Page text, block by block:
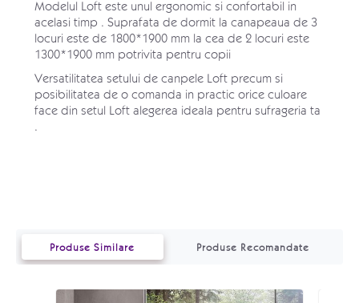
Modelul Loft este unul ergonomic si confortabil in
acelasi timp . Suprafata de dormit la canapeaua de 3
locuri este de 1800*1900 mm la cea de 2 locuri este
1300*1900 mm potrivita pentru copii
Versatilitatea setului de canpele Loft precum si
posibilitatea de o comanda in practic orice culoare
face din setul Loft alegerea ideala pentru sufrageria ta
.
Produse Similare Produse Recomandate